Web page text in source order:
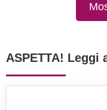
ASPETTA! Leggi